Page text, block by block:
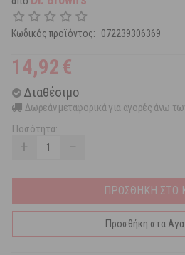
Κωδικός προϊόντος: 072239306369
14,92€
Διαθέσιμο
Δωρεάν μεταφορικά για αγορές άνω
Ποσότητα:
+ −
ΠΡΟΣΘΗΚΗ ΣΤΟ
Προσθήκη στα